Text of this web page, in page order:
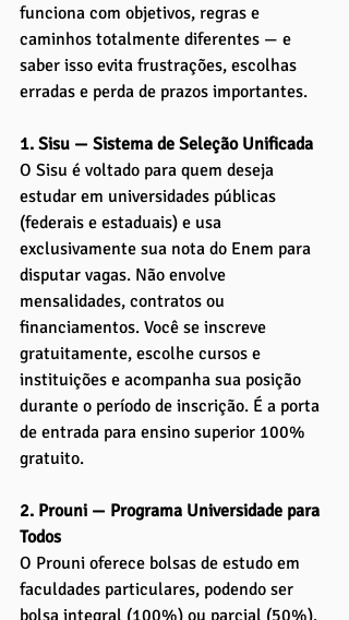
funciona com objetivos, regras e
caminhos totalmente diferentes — e
saber isso evita frustrações, escolhas
erradas e perda de prazos importantes.
1. Sisu — Sistema de Seleção Unificada
O Sisu é voltado para quem deseja
estudar em universidades públicas
(federais e estaduais) e usa
exclusivamente sua nota do Enem para
disputar vagas. Não envolve
mensalidades, contratos ou
financiamentos. Você se inscreve
gratuitamente, escolhe cursos e
instituições e acompanha sua posição
durante o período de inscrição. É a porta
de entrada para ensino superior 100%
gratuito.
2. Prouni — Programa Universidade para
Todos
O Prouni oferece bolsas de estudo em
faculdades particulares, podendo ser
bolsa integral (100%) ou parcial (50%).